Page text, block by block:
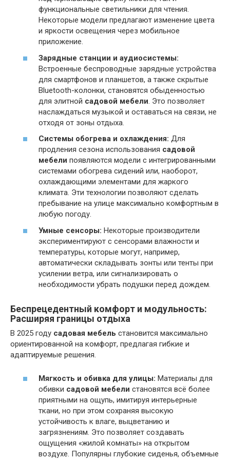
функциональные светильники для чтения.
Некоторые модели предлагают изменение цвета
и яркости освещения через мобильное
приложение.
Зарядные станции и аудиосистемы:
Встроенные беспроводные зарядные устройства
для смартфонов и планшетов, а также скрытые
Bluetooth-колонки, становятся обыденностью
для элитной садовой мебели. Это позволяет
наслаждаться музыкой и оставаться на связи, не
отходя от зоны отдыха.
Системы обогрева и охлаждения: Для
продления сезона использования садовой
мебели появляются модели с интегрированными
системами обогрева сидений или, наоборот,
охлаждающими элементами для жаркого
климата. Эти технологии позволяют сделать
пребывание на улице максимально комфортным в
любую погоду.
Умные сенсоры: Некоторые производители
экспериментируют с сенсорами влажности и
температуры, которые могут, например,
автоматически складывать зонты или тенты при
усилении ветра, или сигнализировать о
необходимости убрать подушки перед дождем.
Беспрецедентный комфорт и модульность:
Расширяя границы отдыха
В 2025 году садовая мебель становится максимально
ориентированной на комфорт, предлагая гибкие и
адаптируемые решения.
Мягкость и обивка для улицы: Материалы для
обивки садовой мебели становятся всё более
приятными на ощупь, имитируя интерьерные
ткани, но при этом сохраняя высокую
устойчивость к влаге, выцветанию и
загрязнениям. Это позволяет создавать
ощущения «жилой комнаты» на открытом
воздухе. Популярны глубокие сиденья, объемные